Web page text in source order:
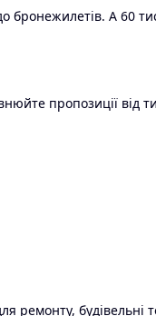
А 60
пропозиції від
ремонту, будівельні